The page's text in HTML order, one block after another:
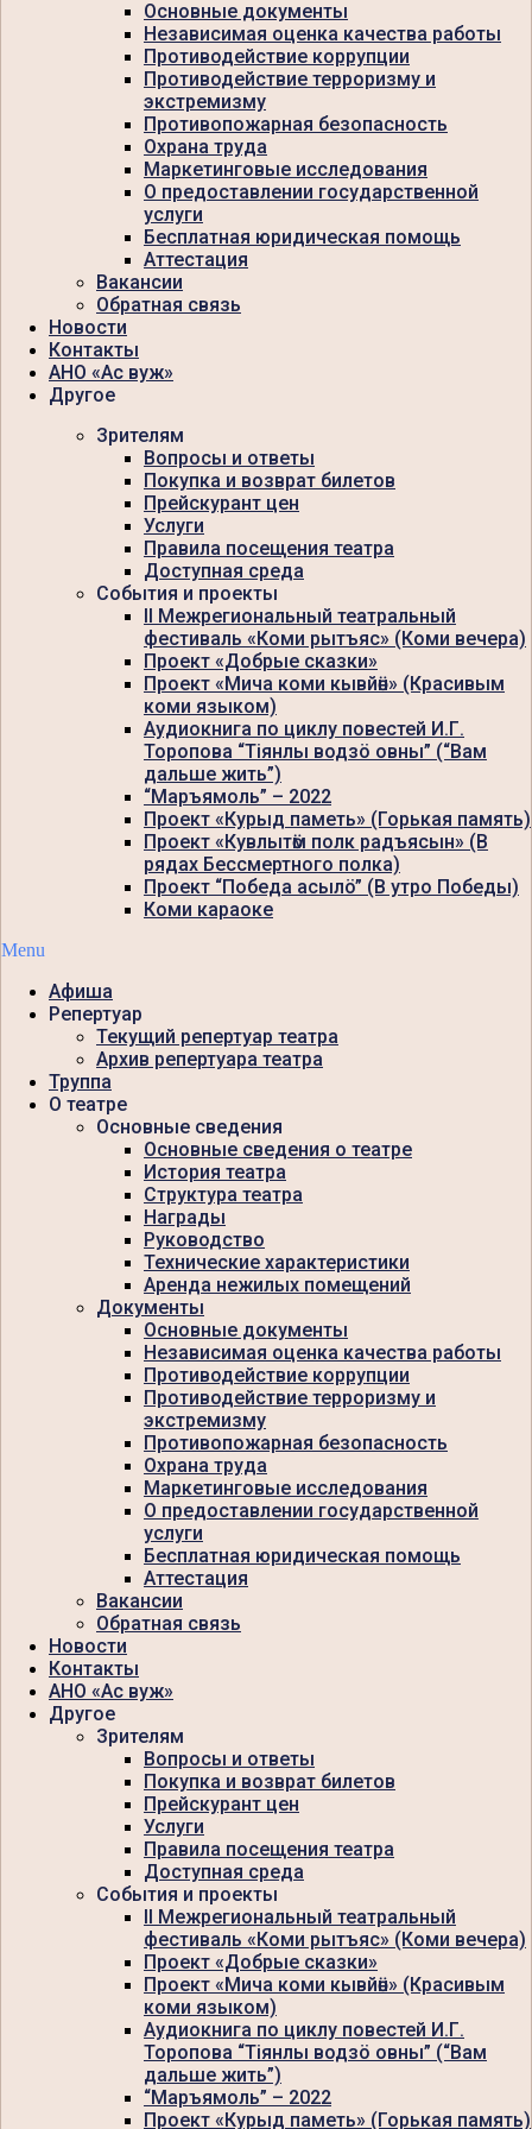
Основные документы
Независимая оценка качества работы
Противодействие коррупции
Противодействие терроризму и
экстремизму
Противопожарная безопасность
Охрана труда
Маркетинговые исследования
О предоставлении государственной
услуги
Бесплатная юридическая помощь
Аттестация
Вакансии
Обратная связь
Новости
Контакты
АНО «Ас вуж»
Другое
Зрителям
Вопросы и ответы
Покупка и возврат билетов
Прейскурант цен
Услуги
Правила посещения театра
Доступная среда
События и проекты
II Межрегиональный театральный
фестиваль «Коми рытъяс» (Коми вечера)
Проект «Добрые сказки»
Проект «Мича коми кывйӧн» (Красивым
коми языком)
Аудиокнига по циклу повестей И.Г.
Торопова “Тiянлы водзö овны” (“Вам
дальше жить”)
“Маръямоль” – 2022
Проект «Курыд паметь» (Горькая память)
Проект «Кувлытӧм полк радъясын» (В
рядах Бессмертного полка)
Проект “Победа асылö” (В утро Победы)
Коми караоке
Menu
Афиша
Репертуар
Текущий репертуар театра
Архив репертуара театра
Труппа
О театре
Основные сведения
Основные сведения о театре
История театра
Структура театра
Награды
Руководство
Технические характеристики
Аренда нежилых помещений
Документы
Основные документы
Независимая оценка качества работы
Противодействие коррупции
Противодействие терроризму и
экстремизму
Противопожарная безопасность
Охрана труда
Маркетинговые исследования
О предоставлении государственной
услуги
Бесплатная юридическая помощь
Аттестация
Вакансии
Обратная связь
Новости
Контакты
АНО «Ас вуж»
Другое
Зрителям
Вопросы и ответы
Покупка и возврат билетов
Прейскурант цен
Услуги
Правила посещения театра
Доступная среда
События и проекты
II Межрегиональный театральный
фестиваль «Коми рытъяс» (Коми вечера)
Проект «Добрые сказки»
Проект «Мича коми кывйӧн» (Красивым
коми языком)
Аудиокнига по циклу повестей И.Г.
Торопова “Тiянлы водзö овны” (“Вам
дальше жить”)
“Маръямоль” – 2022
Проект «Курыд паметь» (Горькая память)